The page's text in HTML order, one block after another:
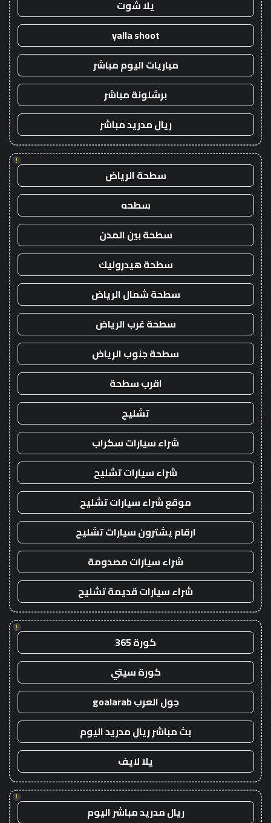
يلا شوت
yalla shoot
مباريات اليوم مباشر
برشلونة مباشر
ريال مدريد مباشر
!
سطحة الرياض
سطحه
سطحة بين المدن
سطحة هيدروليك
سطحة شمال الرياض
سطحة غرب الرياض
سطحة جنوب الرياض
اقرب سطحة
تشليح
شراء سيارات سكراب
شراء سيارات تشليح
موقع شراء سيارات تشليح
ارقام يشترون سيارات تشليح
شراء سيارات مصدومة
شراء سيارات قديمة تشليح
!
كورة 365
كورة سيتي
جول العرب goalarab
بث مباشر ريال مدريد اليوم
يلا لايف
!
ريال مدريد مباشر اليوم